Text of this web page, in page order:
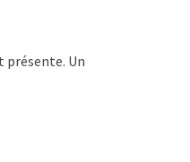
présente. Un